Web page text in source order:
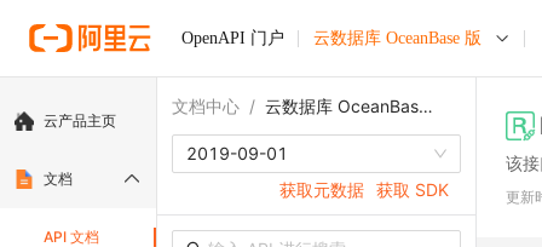
OpenAPI 门户 云数据库 OceanBase 版
云产品主页
文档
API 文档
文档中心 / 云数据库 OceanBase 版
2019-09-01
获取元数据 获取 SDK
该
更新